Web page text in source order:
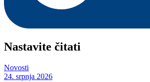
Nastavite čitati
Novosti
24. srpnja 2026